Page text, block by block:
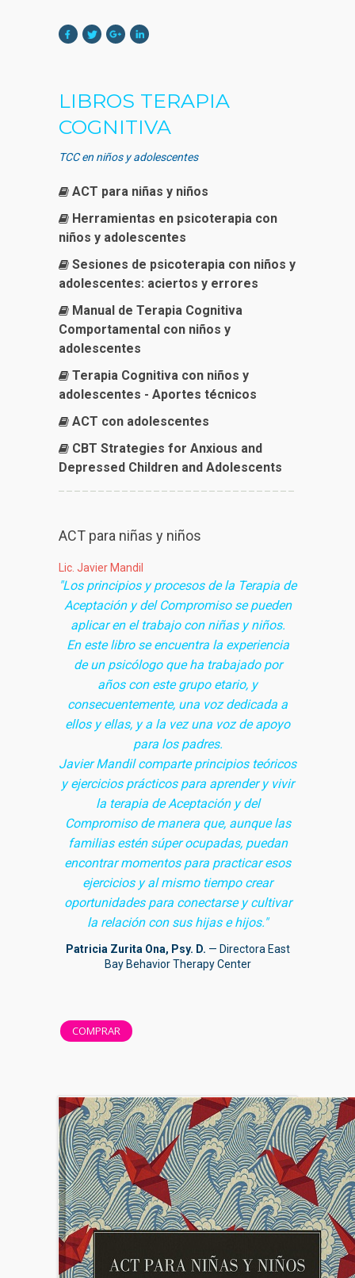
LIBROS TERAPIA
COGNITIVA
TCC en niños y adolescentes
ACT para niñas y niños
Herramientas en psicoterapia con
niños y adolescentes
Sesiones de psicoterapia con niños y
adolescentes: aciertos y errores
Manual de Terapia Cognitiva
Comportamental con niños y
adolescentes
Terapia Cognitiva con niños y
adolescentes - Aportes técnicos
ACT con adolescentes
CBT Strategies for Anxious and
Depressed Children and Adolescents
ACT para niñas y niños
Lic. Javier Mandil
"Los principios y procesos de la Terapia de
Aceptación y del Compromiso se pueden
aplicar en el trabajo con niñas y niños.
En este libro se encuentra la experiencia
de un psicólogo que ha trabajado por
años con este grupo etario, y
consecuentemente, una voz dedicada a
ellos y ellas, y a la vez una voz de apoyo
para los padres.
Javier Mandil comparte principios teóricos
y ejercicios prácticos para aprender y vivir
la terapia de Aceptación y del
Compromiso de manera que, aunque las
familias estén súper ocupadas, puedan
encontrar momentos para practicar esos
ejercicios y al mismo tiempo crear
oportunidades para conectarse y cultivar
la relación con sus hijas e hijos."
Patricia Zurita Ona, Psy. D. — Directora East
Bay Behavior Therapy Center